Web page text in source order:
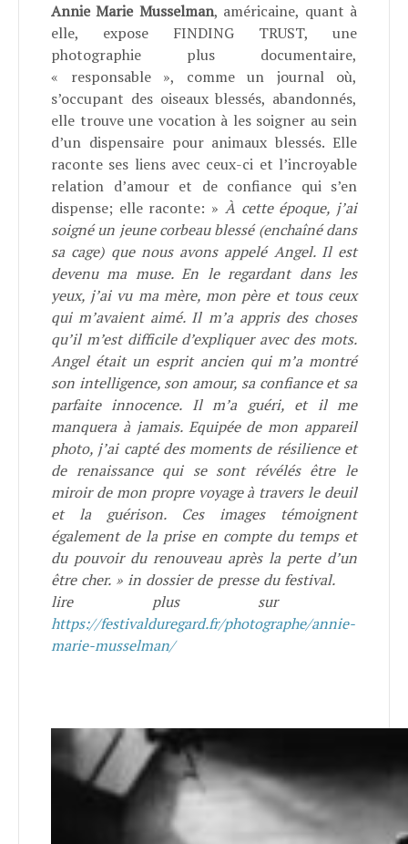
Annie Marie Musselman, américaine, quant à
elle, expose FINDING TRUST, une
photographie plus documentaire,
« responsable », comme un journal où,
s’occupant des oiseaux blessés, abandonnés,
elle trouve une vocation à les soigner au sein
d’un dispensaire pour animaux blessés. Elle
raconte ses liens avec ceux-ci et l’incroyable
relation d’amour et de confiance qui s’en
dispense; elle raconte: » À cette époque, j’ai
soigné un jeune corbeau blessé (enchaîné dans
sa cage) que nous avons appelé Angel. Il est
devenu ma muse. En le regardant dans les
yeux, j’ai vu ma mère, mon père et tous ceux
qui m’avaient aimé. Il m’a appris des choses
qu’il m’est difficile d’expliquer avec des mots.
Angel était un esprit ancien qui m’a montré
son intelligence, son amour, sa confiance et sa
parfaite innocence. Il m’a guéri, et il me
manquera à jamais. Equipée de mon appareil
photo, j’ai capté des moments de résilience et
de renaissance qui se sont révélés être le
miroir de mon propre voyage à travers le deuil
et la guérison. Ces images témoignent
également de la prise en compte du temps et
du pouvoir du renouveau après la perte d’un
être cher. » in dossier de presse du festival.
lire plus sur
https://festivalduregard.fr/photographe/annie-
marie-musselman/